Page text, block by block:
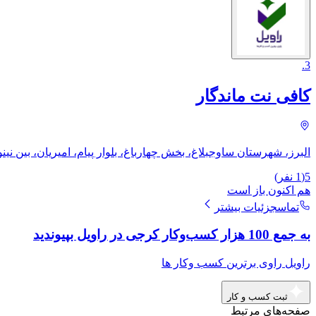
3
.
کافی نت ماندگار
البرز، شهرستان ساوجبلاغ، بخش چهارباغ، بلوار پیام، امیریان، بین نینوا 3
5
(
1 نفر)
هم اکنون باز است
تماسجزئیات بیشتر
به جمع 100 هزار کسب‌وکار کرجی در راویل بپیوندید
راویل راوی برترین کسب وکار ها
ثبت کسب و کار
صفحه‌های مرتبط